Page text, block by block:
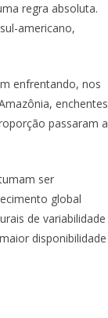
regra absoluta.
americano,
enfrentando, nos
enchentes
passaram a
ser
global
de variabilidade
disponibilidade